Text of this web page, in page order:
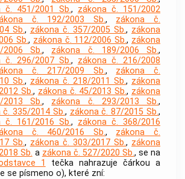
č. 451/2001 Sb., zákona č. 151/2002
č. 192/2003 Sb., zákona č.
Sb., zákona č. 357/2005 Sb., zákona
Sb., zákona č. 112/2006 Sb., zákona
Sb., zákona č. 189/2006 Sb.,
č. 296/2007 Sb., zákona č. 216/2008
č. 217/2009 Sb., zákona č.
Sb., zákona č. 218/2011 Sb., zákona
Sb., zákona č. 45/2013 Sb., zákona
Sb., zákona č. 293/2013 Sb.,
č. 335/2014 Sb., zákona č. 87/2015 Sb.,
č. 161/2016 Sb., zákona č. 368/2016
č. 460/2016 Sb., zákona č.
Sb., zákona č. 303/2017 Sb., zákona
Sb. a zákona č. 527/2020 Sb., se na
1
tečka nahrazuje čárkou a
se písmeno o), které zní: